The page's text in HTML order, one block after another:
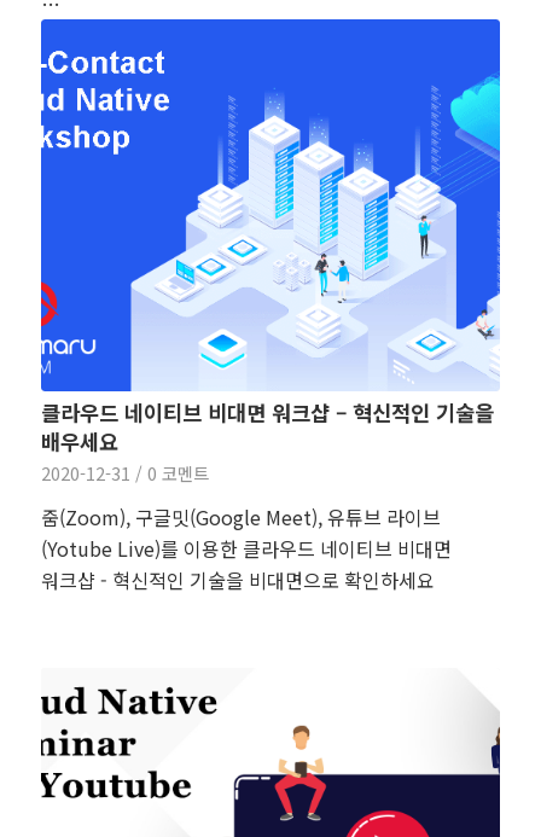
클라우드 네이티브 비대면 워크샵 – 혁신적인 기술을
배우세요
2020-12-31 / 0 코멘트
줌(Zoom), 구글밋(Google Meet), 유튜브 라이브
(Yotube Live)를 이용한 클라우드 네이티브 비대면
워크샵 - 혁신적인 기술을 비대면으로 확인하세요